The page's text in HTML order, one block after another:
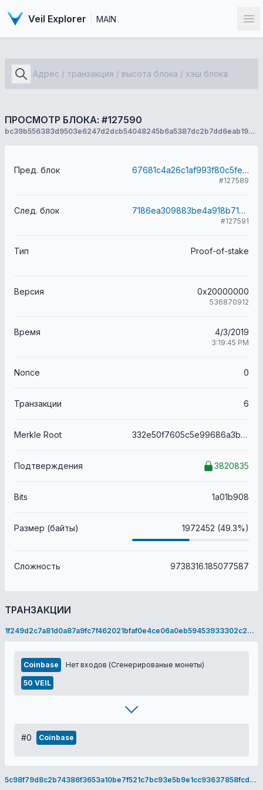
Veil Explorer MAIN
ПРОСМОТР БЛОКА: #127590
bc39b556383d9503e6247d2dcb54048245b6a5387dc2b7dd6eab1970e4a75431
Пред. блок 67681c4a26c1af993f80c5fed33fd9ce2f2491826b7681d4fa4e71beffe81b21
#127589
След. блок 7186ea309883be4a918b7152c991d8fbc6e287d2776ae7034d9fdefa1a435b20
#127591
Тип Proof-of-stake
Версия 0x20000000
536870912
Время 4/3/2019
3:19:45 PM
Nonce 0
Транзакции 6
Merkle Root 332e50f7605c5e99686a3b5d7b88e22fc4659556e32fa09e6e917d3d6a8d74c5
Подтверждения 3820835
Bits 1a01b908
Размер (байты) 1972452 (49.3%)
Сложность 9738316.185077587
ТРАНЗАКЦИИ
1f249d2c7a81d0a87a9fc7f462021bfaf0e4ce06a0eb59453933302c2d25c071
Coinbase Нет входов (Сгенерированые монеты)
50 VEIL
#0 Coinbase
5c98f79d8c2b74386f3653a10be7f521c7bc93e5b9e1cc93637858fcdabb637a